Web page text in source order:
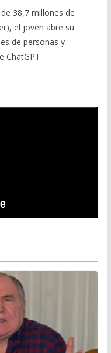
38,7 millones de
el joven abre su
de personas y
ChatGPT